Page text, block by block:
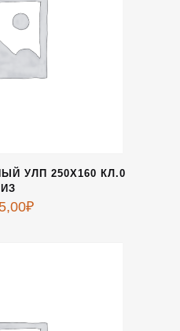
УЛП 250Х160 КЛ.0
₽